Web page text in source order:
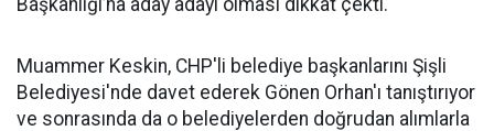
Muammer Keskin, CHP'li belediye başkanlarını Şişli
Belediyesi'nde davet ederek Gönen Orhan'ı tanıştırıyor
ve sonrasında da o belediyelerden doğrudan alımlarla